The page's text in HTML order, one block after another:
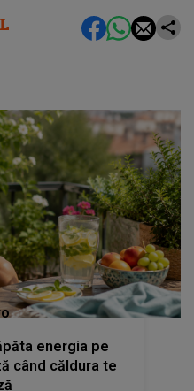
energia pe
când căldura te